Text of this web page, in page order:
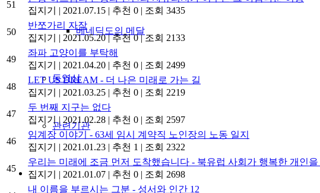
베네딕도의 메달
동영상
관련기관
51
집지기
| 2021.07.15 | 추천 0 | 조회 3435
50
반쪼가리 자작
집지기
| 2021.05.20 | 추천 0 | 조회 2133
49
좌파 고양이를 부탁해
집지기
| 2021.04.20 | 추천 0 | 조회 2499
48
LET US DREAM - 더 나은 미래로 가는 길
집지기
| 2021.03.25 | 추천 0 | 조회 2219
47
두 번째 지구는 없다
집지기 | 2021.02.28 | 추천 0 | 조회 2597
46
임계장 이야기 - 63세 임시 계약직 노인장의 노동 일지
집지기
| 2021.01.23 | 추천 1 | 조회 2322
45
우리는 미래에 조금 먼저 도착했습니다 - 북유럽 사회가 행복한 개인을
집지기
| 2021.01.07 | 추천 0 | 조회 2698
내 이름을 부르시는 그분 - 성서와 인간 12